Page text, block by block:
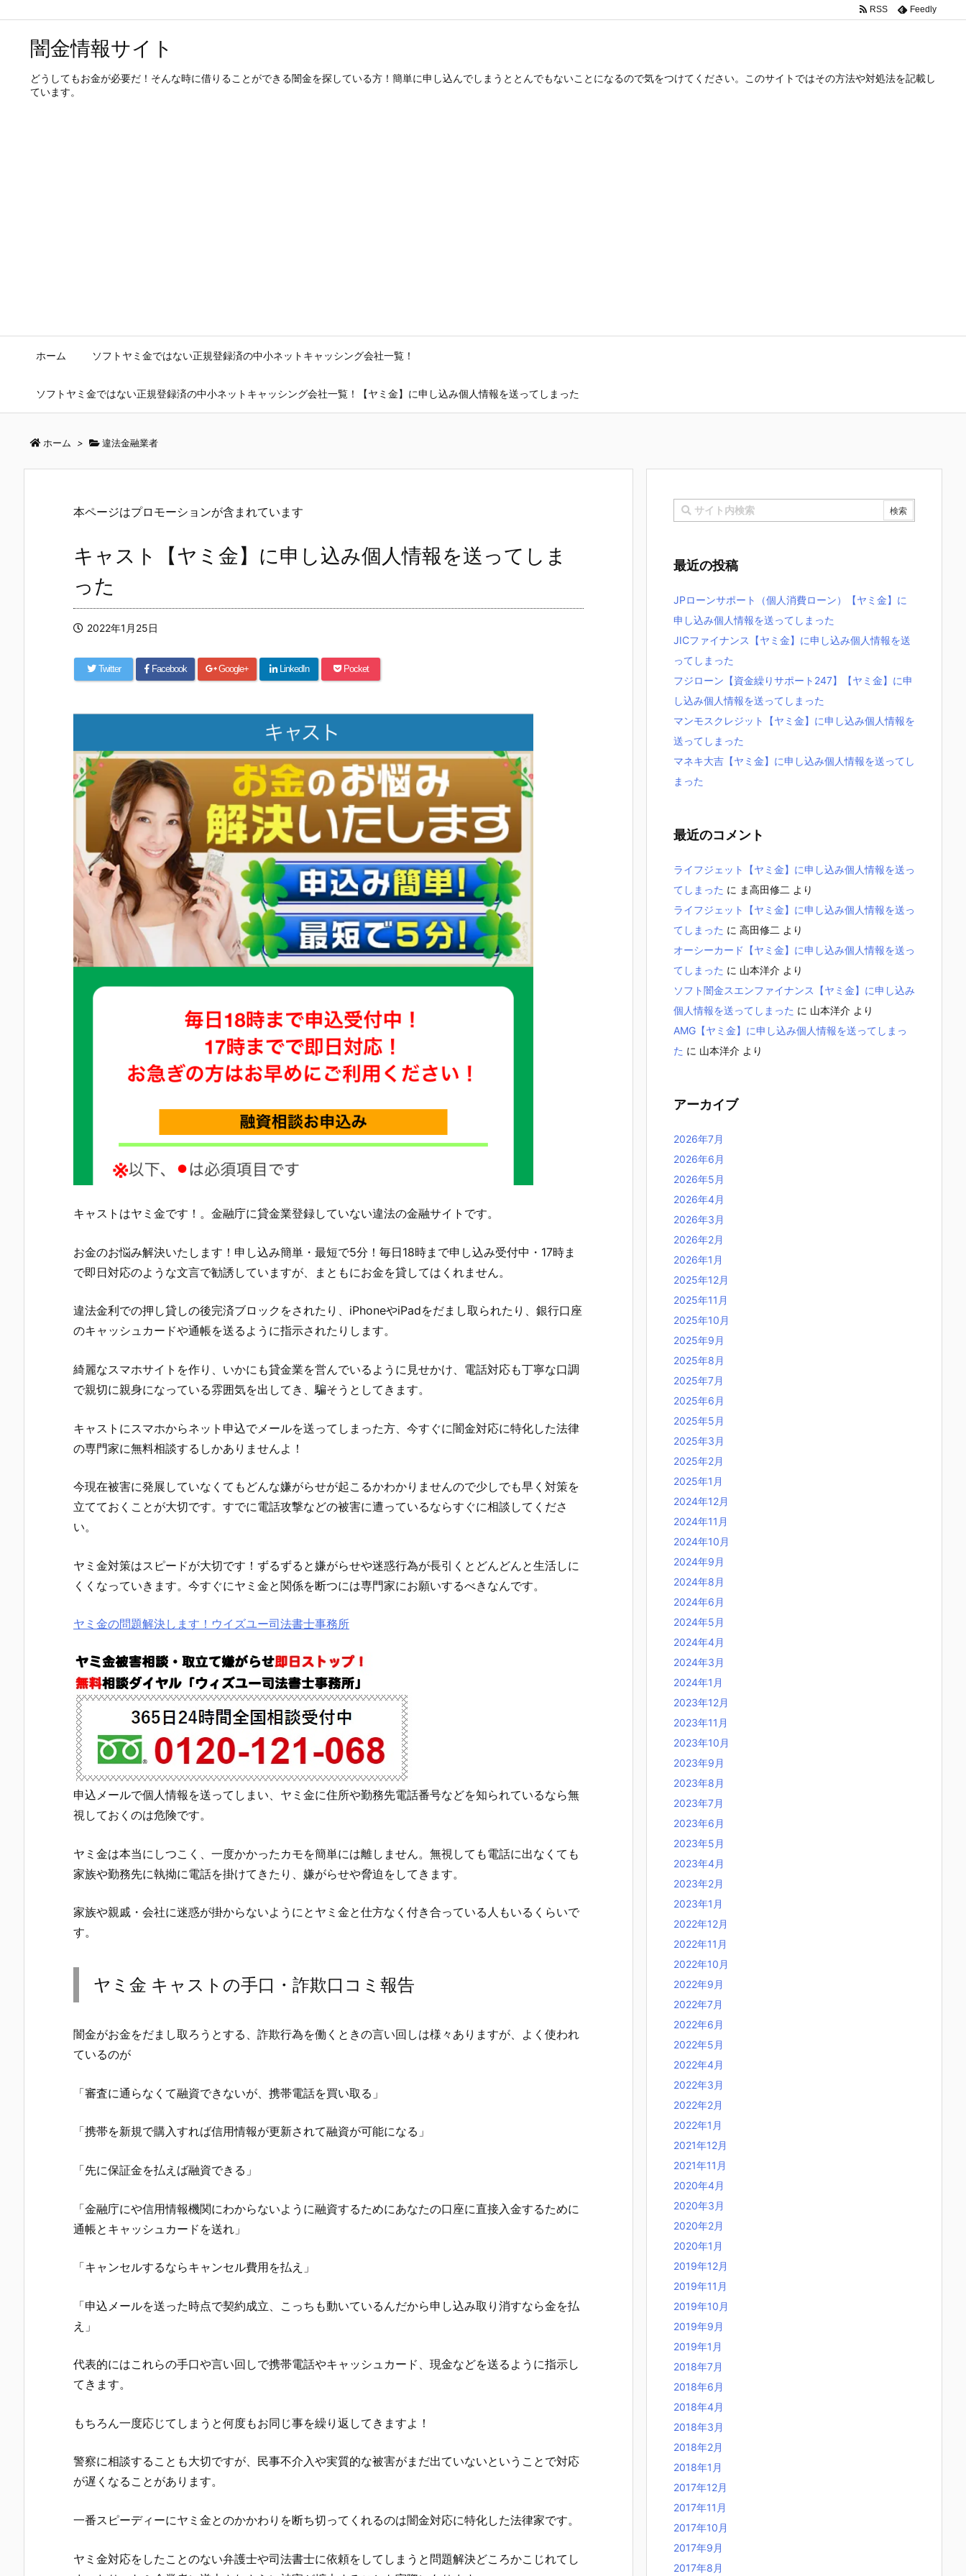
闇金情報サイト
どうしてもお金が必要だ！そんな時に借りることができる闇金を探している方！簡単に申し込んでしまうととんでもないことになるので気をつけてください。このサイトではその方法や対処法を記載し
ています。
ホーム ソフトヤミ金ではない正規登録済の中小ネットキャッシング会社一覧！
ソフトヤミ金ではない正規登録済の中小ネットキャッシング会社一覧！【ヤミ金】に申し込み個人情報を送ってしまった
RSS Feedly
ホーム > 違法金融業者
本ページはプロモーションが含まれています
キャスト【ヤミ金】に申し込み個人情報を送ってしま
った
2022年1月25日
Twitter Facebook Google+ LinkedIn Pocket
キャスト はヤミ金です！。金融庁に貸金業登録していない違法の金融サイトです。
お金のお悩み解決いたします！申し込み簡単・最短で5分！毎日18時まで申し込み受付中・17時ま
で即日対応のような文言 で勧誘していますが、まともにお金を貸してはくれません。
違法金利での押し貸しの後完済ブロックをされたり、iPhoneやiPadをだまし取られたり、銀行口座
のキャッシュカードや通帳を送るように指示されたりします。
綺麗なスマホサイトを作り、いかにも貸金業を営んでいるように見せかけ、電話対応も丁寧な口調
で親切に親身になっている雰囲気を出してき、騙そうとしてきます。
キャスト にスマホからネット申込でメールを送ってしまった方、今すぐに闇金対応に特化した法律
の専門家に無料相談するしかありませんよ！
今現在被害に発展していなくてもどんな嫌がらせが起こるかわかりませんので少しでも早く対策を
立てておくことが大切です。すでに電話攻撃などの被害に遭っているならすぐに相談してくださ
い。
ヤミ金対策はスピードが大切です！ずるずると嫌がらせや迷惑行為が長引くとどんどんと生活しに
くくなっていきます。今すぐにヤミ金と関係を断つには専門家にお願いするべきなんです。
ヤミ金の問題解決します！ウイズユー司法書士事務所
申込メールで個人情報を送ってしまい、ヤミ金に住所や勤務先電話番号などを知られているなら無
視しておくのは危険です。
ヤミ金は本当にしつこく、一度かかったカモを簡単には離しません。無視しても電話に出なくても
家族や勤務先に執拗に電話を掛けてきたり、嫌がらせや脅迫をしてきます。
家族や親戚・会社に迷惑が掛からないようにとヤミ金と仕方なく付き合っている人もいるくらいで
す。
ヤミ金 キャスト の手口・詐欺口コミ報告
闇金がお金をだまし取ろうとする、詐欺行為を働くときの言い回しは様々ありますが、よく使われ
ているのが
「審査に通らなくて融資できないが、携帯電話を買い取る」
「携帯を新規で購入すれば信用情報が更新されて融資が可能になる」
「先に保証金を払えば融資できる」
「金融庁にや信用情報機関にわからないように融資するためにあなたの口座に直接入金するために
通帳とキャッシュカードを送れ」
「キャンセルするならキャンセル費用を払え」
「申込メールを送った時点で契約成立、こっちも動いているんだから申し込み取り消すなら金を払
え」
代表的にはこれらの手口や言い回しで携帯電話やキャッシュカード、現金などを送るように指示し
てきます。
もちろん一度応じてしまうと何度もお同じ事を繰り返してきますよ！
警察に相談することも大切ですが、民事不介入や実質的な被害がまだ出ていないということで対応
が遅くなることがあります。
一番スピーディーにヤミ金とのかかわりを断ち切ってくれるのは闇金対応に特化した法律家です。
ヤミ金対応をしたことのない弁護士や司法書士に依頼をしてしまうと問題解決どころかこじれてし
最近の投稿
JPローンサポート（個人消費ローン）【ヤミ金】に
申し込み個人情報を送ってしまった
JICファイナンス【ヤミ金】に申し込み個人情報を送
ってしまった
フジローン【資金繰りサポート247】【ヤミ金】に申
し込み個人情報を送ってしまった
マンモスクレジット【ヤミ金】に申し込み個人情報を
送ってしまった
マネキ大吉【ヤミ金】に申し込み個人情報を送ってし
まった
最近のコメント
ライフジェット【ヤミ金】に申し込み個人情報を送っ
てしまった に ま高田修二 より
ライフジェット【ヤミ金】に申し込み個人情報を送っ
てしまった に 高田修二 より
オーシーカード【ヤミ金】に申し込み個人情報を送っ
てしまった に 山本洋介 より
ソフト闇金スエンファイナンス【ヤミ金】に申し込み
個人情報を送ってしまった に 山本洋介 より
AMG【ヤミ金】に申し込み個人情報を送ってしまっ
た に 山本洋介 より
アーカイブ
2026年7月
2026年6月
2026年5月
2026年4月
2026年3月
2026年2月
2026年1月
2025年12月
2025年11月
2025年10月
2025年9月
2025年8月
2025年7月
2025年6月
2025年5月
2025年3月
2025年2月
2025年1月
2024年12月
2024年11月
2024年10月
2024年9月
2024年8月
2024年6月
2024年5月
2024年4月
2024年3月
2024年1月
2023年12月
2023年11月
2023年10月
2023年9月
2023年8月
2023年7月
2023年6月
2023年5月
2023年4月
2023年2月
2023年1月
2022年12月
2022年11月
2022年10月
2022年9月
2022年7月
2022年6月
2022年5月
2022年4月
2022年3月
2022年2月
2022年1月
2021年12月
2021年11月
2020年4月
2020年3月
2020年2月
2020年1月
2019年12月
2019年11月
2019年10月
2019年9月
2019年1月
2018年7月
2018年6月
2018年4月
2018年3月
2018年2月
2018年1月
2017年12月
2017年11月
2017年10月
2017年9月
2017年8月